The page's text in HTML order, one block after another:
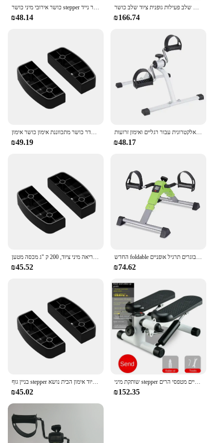
כושר אירובי מיני כושר stepper מיני כושר גופני תרגיל רגל דוושה לא להחליק 200 ק "ג עומס נושא ציוד כושר נייד
₪48.14
אירובי פדלים כושר פעילות גופנית שלב שלב שלב שלב אירובי שלב פעילות גופנית אירובית שלב פעילות גופנית ציוד שלב כושר
₪166.74
כושר אירובי פדאל בית חדר כושר מתכווננת אימון כושר אימון nonהחלקה עמיד 200 ק "ג עוידת ציוד כושר
₪49.19
תחת דלפק אופני דלפק חדר מתקפל עם תצוגה אלקטרונית עבור רגליים ואימון זרועות
₪48.17
כושר הביתה מתכוונן צעד מיני ציוד פעילות גופנית ריאה מיני ציוד, 200 ק "ג מכסה מטען.
₪45.52
החדש foldable פנימי פנימי נייד מיני תרגיל אופניים רגל כושר למבוגרים תרגיל אופניים
₪74.62
בניין גוף stepper מיני סיבולת לב ריאה מתכווננת לא להחליק יציב 200 ק "ג ציוד אימון הבית נושא
₪45.02
שותקת מיני stepper משק בית ספורט ספורט ספורט רב תכליתיים מטפסי הרים
₪152.35